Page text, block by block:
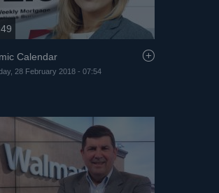
Calendar
28 February 2018 - 07:54